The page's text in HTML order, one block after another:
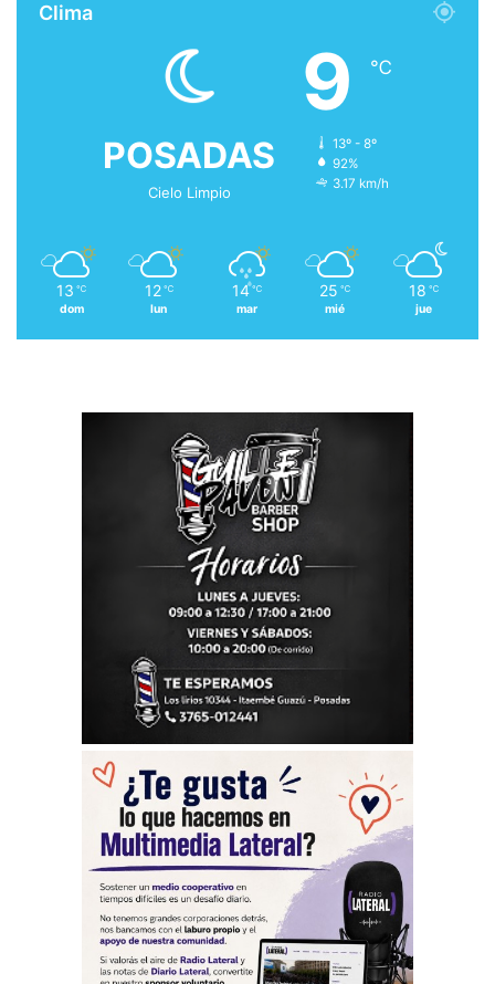
Clima
POSADAS
Cielo Limpio
9 ℃
13º - 8º
92%
3.17 km/h
13 ℃
dom
12 ℃
lun
14 ℃
mar
25 ℃
mié
18 ℃
jue